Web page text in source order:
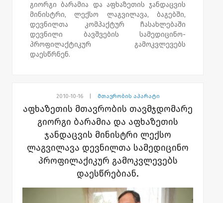
გიორგი ბარამია და აფხაზეთის ჯანდაცვის
მინისტრი, ლექსო ლაგვილავა, ბაგებში,
დევნილთა კომპაქტურ ჩასახლებაში
დევნილი ბავშვების სამედიცინო-
პროფილაქტიკურ გამოკვლევებს
დაესწრნენ.
მოზარდს სამედიცინო - პროფილაქტიკური
გამოკვლევები ჩაუტარეს.
გიორგი ბარამიას განცხადებით, აფხაზეთის
მთავრობის ერთ-ერთი პრიორიტეტი,
დევნილებზე ზრუნვაა.აფხაზეთის
მთვრობა სამედიცინო აქციების
განხორციელებას, დევნილთა კომპაქტურად
ჩასახლების სხვა ობიექტებშიც გეგმავს.
დევნილთა სამედიცინო-პროფილაქტიკური
2010-10-16| მთავრობის აპარატი
აფხაზეთის მთავრობის თავმჯდომარე
გიორგი ბარამია და აფხაზეთის
ჯანდაცვის მინისტრი ლექსო
ლაგვილავა დევნილთა სამედიცინო
პროფილაქიკურ გამოკვლევებს
დაესწრებიან.